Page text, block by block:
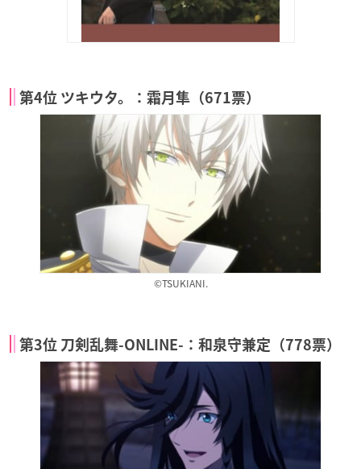
第4位 ツキウタ。：霜月隼（671票）
©TSUKIANI.
第3位 刀剣乱舞-ONLINE-：和泉守兼定（778票）